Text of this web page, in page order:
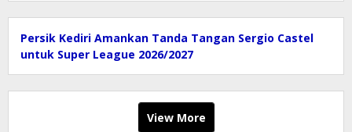
Persik Kediri Amankan Tanda Tangan Sergio Castel
untuk Super League 2026/2027
View More